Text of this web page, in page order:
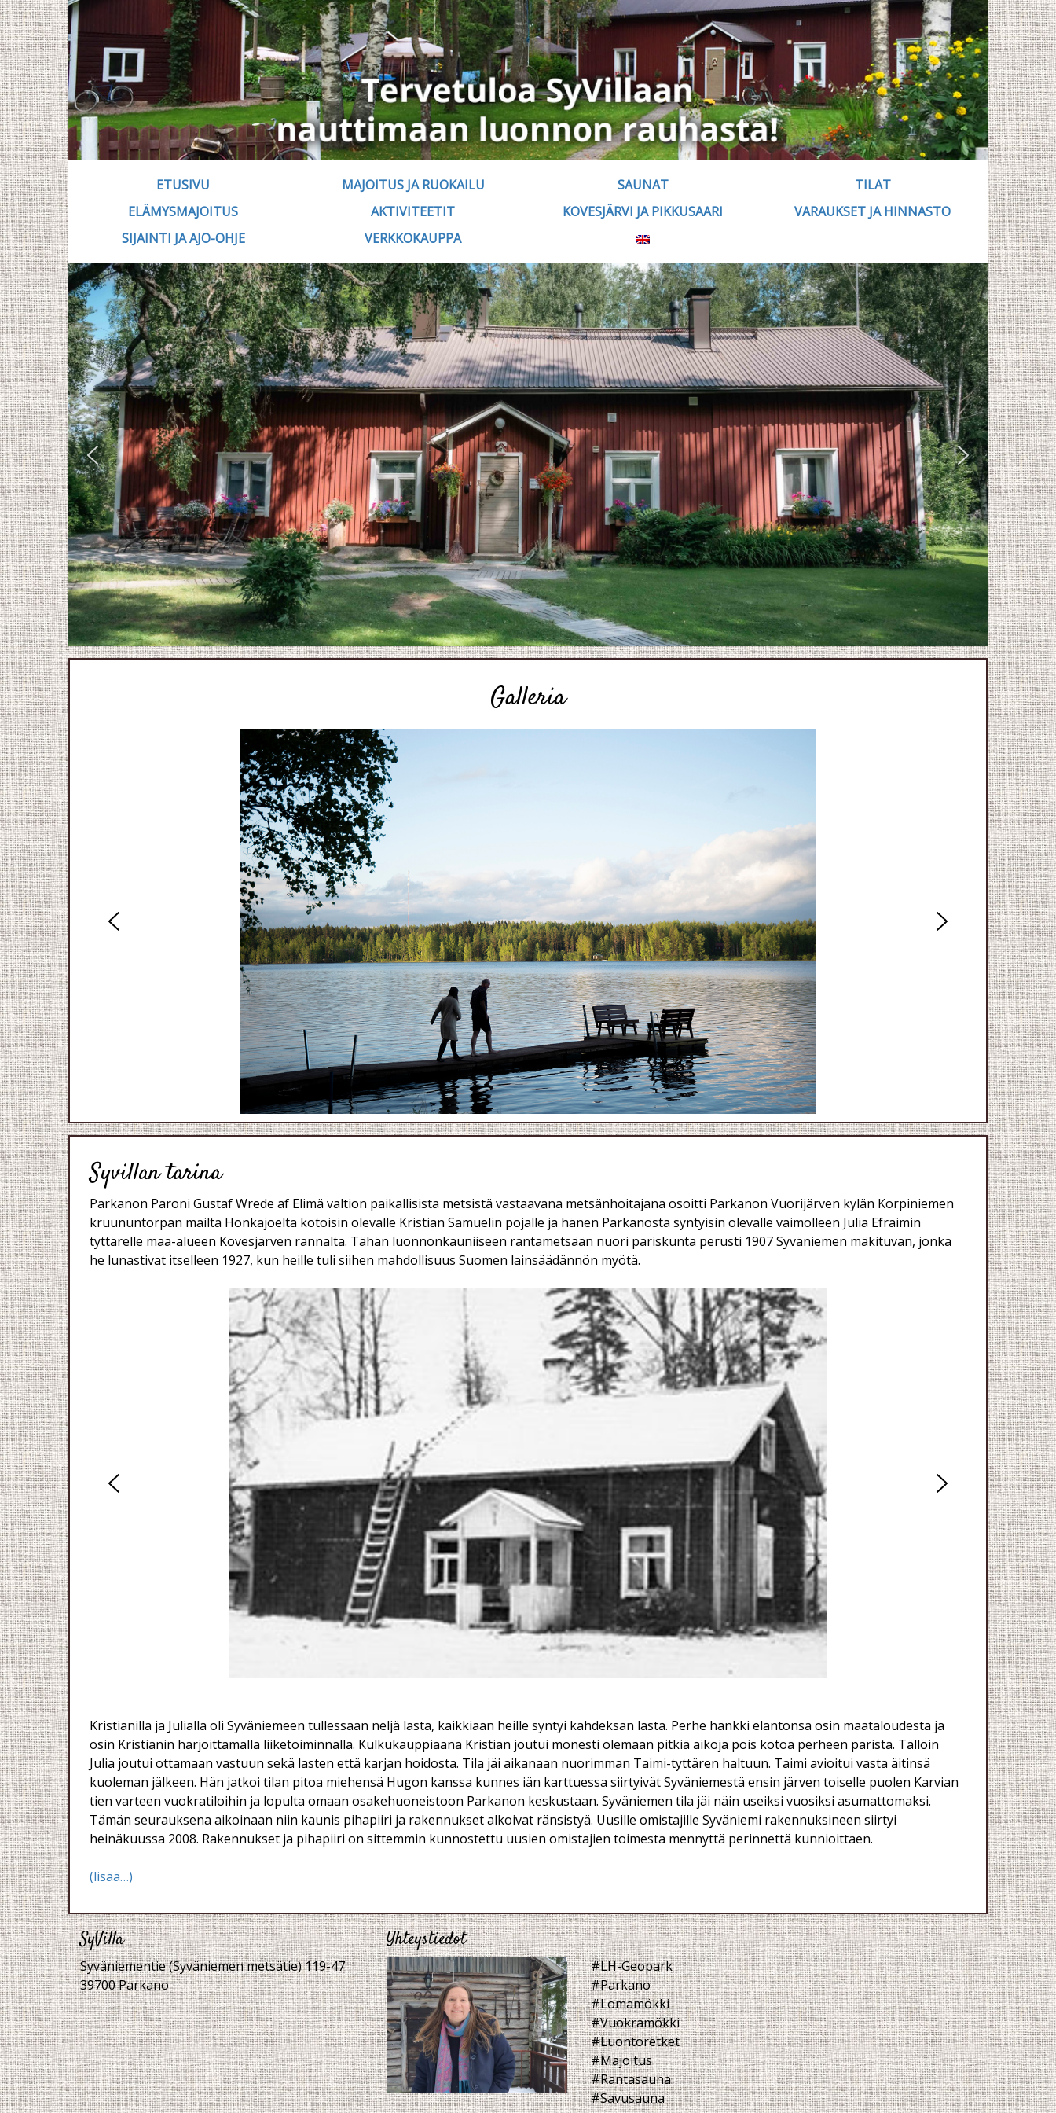
ETUSIVU MAJOITUS JA RUOKAILU SAUNAT
TILAT
ELÄMYSMAJOITUS
AKTIVITEETIT KOVESJÄRVI JA PIKKUSAARI
VARAUKSET JA HINNASTO
SIJAINTI JA AJO-OHJE
VERKKOKAUPPA
Galleria
Syvillan tarina
Parkanon Paroni Gustaf Wrede af Elimä valtion paikallisista metsistä vastaavana metsänhoitajana osoitti Parkanon Vuorijärven kylän Korpiniemen
kruununtorpan mailta Honkajoelta kotoisin olevalle Kristian Samuelin pojalle ja hänen Parkanosta syntyisin olevalle vaimolleen Julia Efraimin
tyttärelle maa-alueen Kovesjärven rannalta. Tähän luonnonkauniiseen rantametsään nuori pariskunta perusti 1907 Syväniemen mäkituvan, jonka
he lunastivat itselleen 1927, kun heille tuli siihen mahdollisuus Suomen lainsäädännön myötä.
Kristianilla ja Julialla oli Syväniemeen tullessaan neljä lasta, kaikkiaan heille syntyi kahdeksan lasta. Perhe hankki elantonsa osin maataloudesta ja
osin Kristianin harjoittamalla liiketoiminnalla. Kulkukauppiaana Kristian joutui monesti olemaan pitkiä aikoja pois kotoa perheen parista. Tällöin
Julia joutui ottamaan vastuun sekä lasten että karjan hoidosta. Tila jäi aikanaan nuorimman Taimi-tyttären haltuun. Taimi avioitui vasta äitinsä
kuoleman jälkeen. Hän jatkoi tilan pitoa miehensä Hugon kanssa kunnes iän karttuessa siirtyivät Syväniemestä ensin järven toiselle puolen Karvian
tien varteen vuokratiloihin ja lopulta omaan osakehuoneistoon Parkanon keskustaan. Syväniemen tila jäi näin useiksi vuosiksi asumattomaksi.
Tämän seurauksena aikoinaan niin kaunis pihapiiri ja rakennukset alkoivat ränsistyä. Uusille omistajille Syväniemi rakennuksineen siirtyi
heinäkuussa 2008. Rakennukset ja pihapiiri on sittemmin kunnostettu uusien omistajien toimesta mennyttä perinnettä kunnioittaen.
(lisää…)
SyVilla
Syväniementie (Syväniemen metsätie) 119-47
39700 Parkano
Yhteystiedot
#LH-Geopark
#Parkano
#Lomamökki
#Vuokramökki
#Luontoretket
#Majoitus
#Rantasauna
#Savusauna